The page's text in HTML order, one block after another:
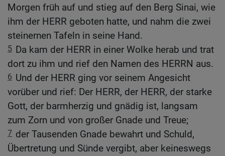
Morgen früh auf und stieg auf den Berg Sinai, wie
ihm der HERR geboten hatte, und nahm die zwei
steinernen Tafeln in seine Hand.
5 Da kam der HERR in einer Wolke herab und trat
dort zu ihm und rief den Namen des HERRN aus.
6 Und der HERR ging vor seinem Angesicht
vorüber und rief: Der HERR, der HERR, der starke
Gott, der barmherzig und gnädig ist, langsam
zum Zorn und von großer Gnade und Treue;
7 der Tausenden Gnade bewahrt und Schuld,
Übertretung und Sünde vergibt, aber keineswegs